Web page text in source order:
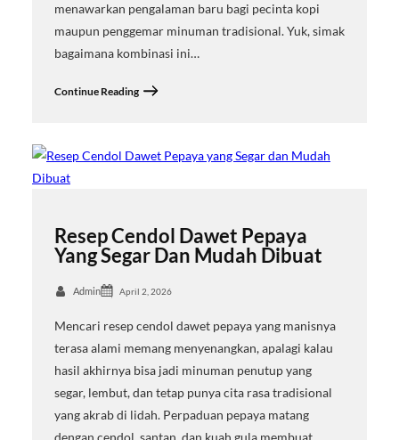
menawarkan pengalaman baru bagi pecinta kopi
maupun penggemar minuman tradisional. Yuk, simak
bagaimana kombinasi ini…
Continue Reading
Resep Cendol Dawet Pepaya
Yang Segar Dan Mudah Dibuat
Admin April 2, 2026
Mencari resep cendol dawet pepaya yang manisnya
terasa alami memang menyenangkan, apalagi kalau
hasil akhirnya bisa jadi minuman penutup yang
segar, lembut, dan tetap punya cita rasa tradisional
yang akrab di lidah. Perpaduan pepaya matang
dengan cendol, santan, dan kuah gula membuat